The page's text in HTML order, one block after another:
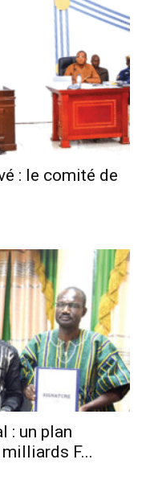
: le comité de
: un plan
F...